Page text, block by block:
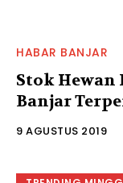
HABAR BANJAR
Stok Hewan
Banjar
9 AGUSTUS 2019